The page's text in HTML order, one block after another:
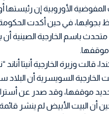
الأوروبية إن
بجوابها، في حين أكدت الحكومة
باسم الخارجية الصينية
موقفها.
قالت وزيرة الخارجية أنيتا
السويسرية أن
موقفها، وقد صدر عن
أن البيت الأبيض لم ينشر